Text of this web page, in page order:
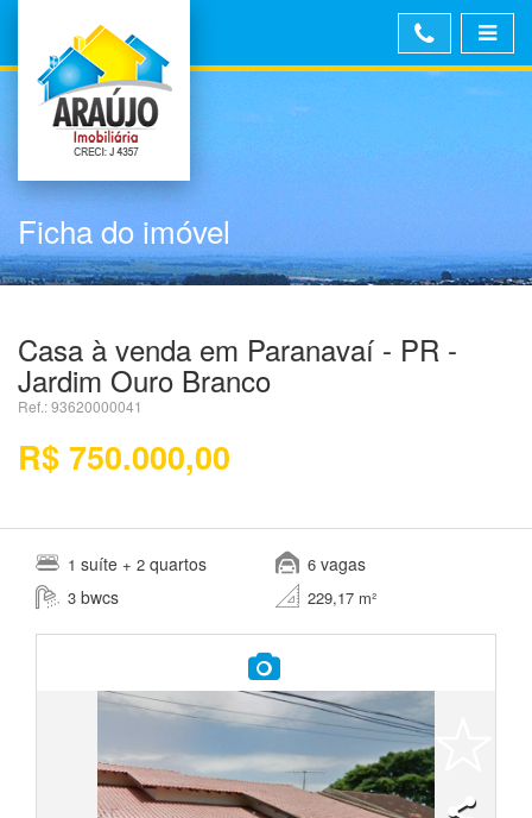
Ficha do imóvel
Casa à venda em Paranavaí - PR -
Jardim Ouro Branco
Ref.: 93620000041
R$ 750.000,00
1 suíte + 2 quartos
3 bwcs
6 vagas
229,17 m²